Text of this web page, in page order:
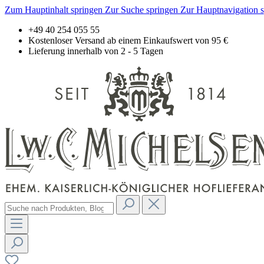
Zum Hauptinhalt springen Zur Suche springen Zur Hauptnavigation
+49 40 254 055 55
Kostenloser Versand ab einem Einkaufswert von 95 €
Lieferung innerhalb von 2 - 5 Tagen